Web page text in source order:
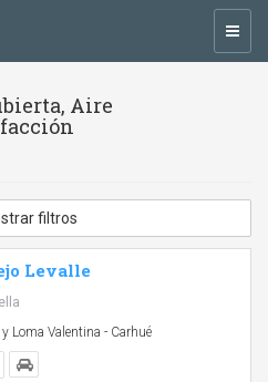
Aire
filtros
Levalle
Loma Valentina - Carhué